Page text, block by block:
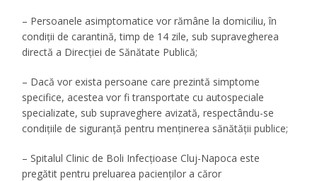
– Persoanele asimptomatice vor rămâne la domiciliu, în
condiții de carantină, timp de 14 zile, sub supravegherea
directă a Direcției de Sănătate Publică;
– Dacă vor exista persoane care prezintă simptome
specifice, acestea vor fi transportate cu autospeciale
specializate, sub supraveghere avizată, respectându-se
condițiile de siguranță pentru menținerea sănătății publice;
– Spitalul Clinic de Boli Infecțioase Cluj-Napoca este
pregătit pentru preluarea pacienților a căror